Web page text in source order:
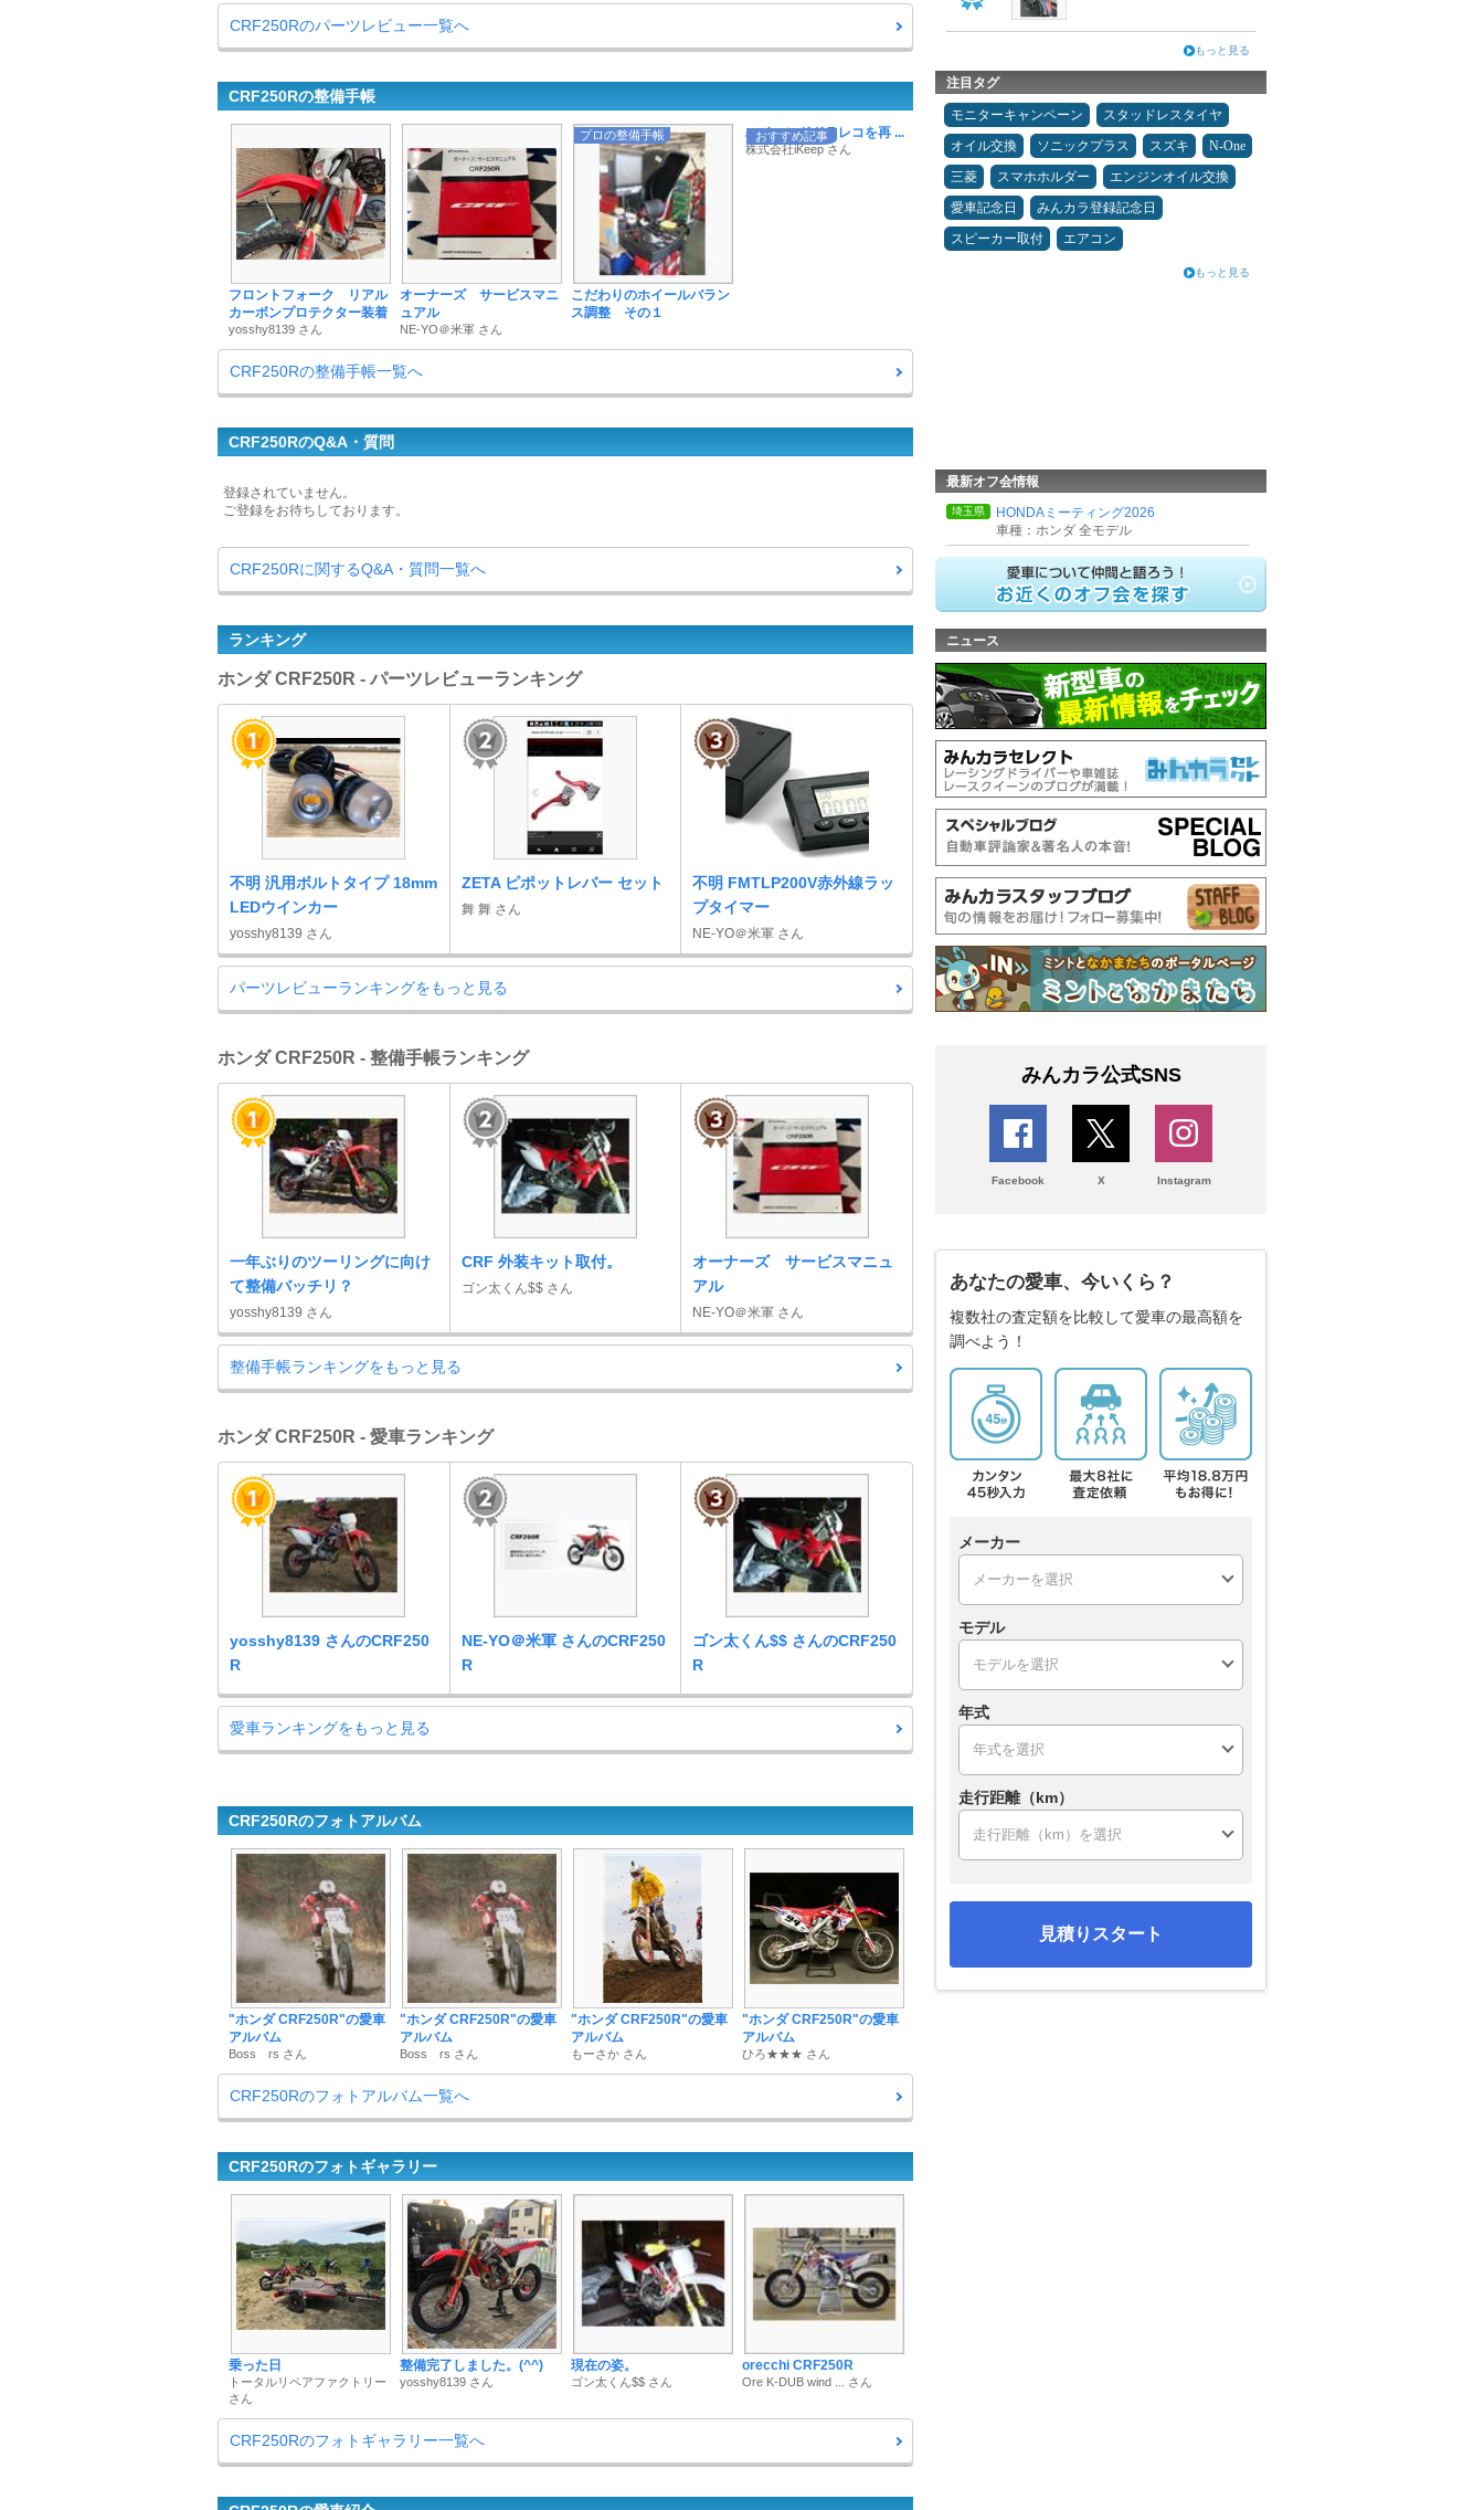
CRF250Rのパーツレビュー一覧へ
CRF250Rの整備手帳
フロントフォーク リアル
カーボンプロテクター装着
yosshy8139 さん
オーナーズ サービスマニ
ュアル
NE-YO＠米軍 さん
プロの整備手帳
こだわりのホイールバラン
ス調整 その１
おすすめ記事
ハイエンドドラレコを再 ...
株式会社iKeep さん
CRF250Rの整備手帳一覧へ
CRF250RのQ&A・質問
登録されていません。
ご登録をお待ちしております。
CRF250Rに関するQ&A・質問一覧へ
ランキング
ホンダ CRF250R - パーツレビューランキング
不明 汎用ボルトタイプ 18mm
LEDウインカー
yosshy8139 さん
ZETA ピポットレバー セット
舞 舞 さん
不明 FMTLP200V赤外線ラッ
プタイマー
NE-YO＠米軍 さん
パーツレビューランキングをもっと見る
ホンダ CRF250R - 整備手帳ランキング
一年ぶりのツーリングに向け
て整備バッチリ？
yosshy8139 さん
CRF 外装キット取付。
ゴン太くん$$ さん
オーナーズ サービスマニュ
アル
NE-YO＠米軍 さん
整備手帳ランキングをもっと見る
ホンダ CRF250R - 愛車ランキング
yosshy8139 さんのCRF250
R
NE-YO＠米軍 さんのCRF250
R
ゴン太くん$$ さんのCRF250
R
愛車ランキングをもっと見る
CRF250Rのフォトアルバム
"ホンダ CRF250R"の愛車
アルバム
Boss rs さん
"ホンダ CRF250R"の愛車
アルバム
Boss rs さん
"ホンダ CRF250R"の愛車
アルバム
もーさか さん
"ホンダ CRF250R"の愛車
アルバム
ひろ★★★ さん
CRF250Rのフォトアルバム一覧へ
CRF250Rのフォトギャラリー
乗った日
トータルリペアファクトリー
さん
整備完了しました。(^^)
yosshy8139 さん
現在の姿。
ゴン太くん$$ さん
orecchi CRF250R
Ore K-DUB wind ... さん
CRF250Rのフォトギャラリー一覧へ
もっと見る
注目タグ
モニターキャンペーン
スタッドレスタイヤ
オイル交換
ソニックプラス スズキ
N-One
三菱
スマホホルダー
エンジンオイル交換
愛車記念日
みんカラ登録記念日
スピーカー取付
エアコン
もっと見る
最新オフ会情報
埼玉県
HONDAミーティング2026
車種：ホンダ 全モデル
ニュース
みんカラ公式SNS
Facebook X Instagram
あなたの愛車、今いくら？
複数社の査定額を比較して愛車の最高額を
調べよう！
メーカー
モデル
年式
走行距離（km）
見積りスタート